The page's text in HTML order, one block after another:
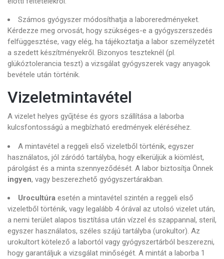
Számos gyógyszer módosíthatja a laboreredményeket.
Kérdezze meg orvosát, hogy szükséges-e a gyógyszerszedés
felfüggesztése, vagy elég, ha tájékoztatja a labor személyzetét
a szedett készítményekről. Bizonyos teszteknél (pl.
glükóztolerancia teszt) a vizsgálat gyógyszerek vagy anyagok
bevétele után történik.
Vizeletmintavétel
A vizelet helyes gyűjtése és gyors szállítása a laborba
kulcsfontosságú a megbízható eredmények eléréséhez.
A mintavétel a reggeli első vizeletből történik, egyszer
használatos, jól záródó tartályba, hogy elkerüljük a kiömlést,
párolgást és a minta szennyeződését. A labor biztosítja Önnek
ingyen, vagy beszerezhető gyógyszertárakban.
Urocultúra esetén a mintavétel szintén a reggeli első
vizeletből történik, vagy legalább 4 órával az utolsó vizelet után,
a nemi terület alapos tisztítása után vízzel és szappannal, steril,
egyszer használatos, széles szájú tartályba (urokultor). Az
urokultort kötelező a labortól vagy gyógyszertárból beszerezni,
hogy garantáljuk a vizsgálat minőségét. A mintát a laborba 1